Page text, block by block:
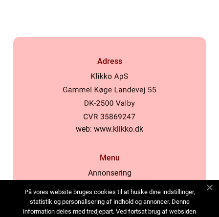
Adress
web: www.klikko.dk
Menu
Annonsering
Cookies
Kontakta oss
På vores website bruges cookies til at huske dine indstillinger,
statistik og personalisering af indhold og annoncer. Denne
information deles med tredjepart. Ved fortsat brug af websiden